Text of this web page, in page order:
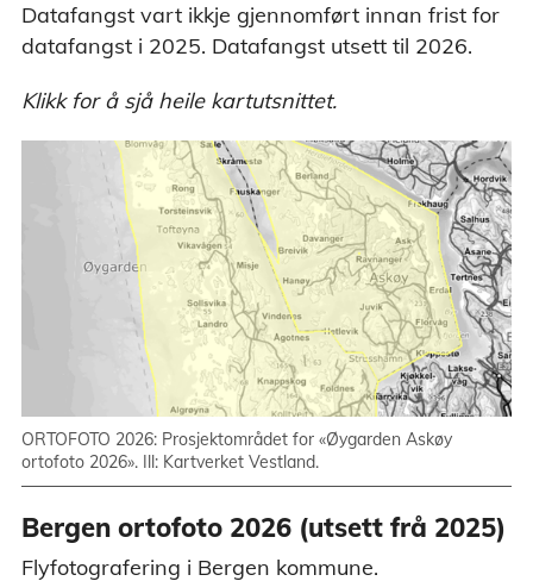
Datafangst vart ikkje gjennomført innan frist for
datafangst i 2025. Datafangst utsett til 2026.
Klikk for å sjå heile kartutsnittet.
ORTOFOTO 2026: Prosjektområdet for «Øygarden Askøy
ortofoto 2026». Ill: Kartverket Vestland.
Bergen ortofoto 2026 (utsett frå 2025)
Flyfotografering i Bergen kommune.